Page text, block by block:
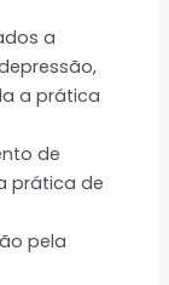
a
a prática
de
prática de
pela